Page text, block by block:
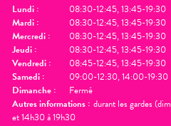
Lundi :
08:30-12:45, 13:45-19:30
Mardi :
08:30-12:45, 13:45-19:30
Mercredi :
08:30-12:45, 13:45-19:30
Jeudi :
08:30-12:45, 13:45-19:30
Vendredi :
08:45-12:45, 13:45-19:30
Samedi :
09:00-12:30, 14:00-19:30
Dimanche :
Fermé
Autres informations : durant les gardes
et 14h30 à 19h30